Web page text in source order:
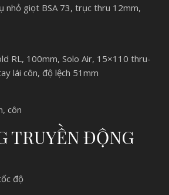
nhỏ giọt BSA 73, trục thru 12mm,
RL, 100mm, Solo Air, 15×110 thru-
lái côn, độ lệch 51mm
côn
TRUYỀN ĐỘNG
độ